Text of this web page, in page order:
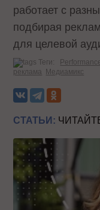
работает с
подбирая
для целевой
Теги:
реклама Медиамикс
СТАТЬИ: